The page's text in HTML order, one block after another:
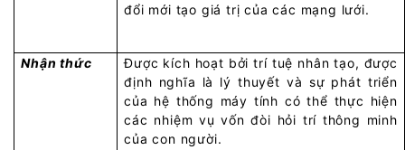
đổi mới tạo giá trị của các mạng lưới.
Nhận thức
Được kích hoạt bởi trí tuệ nhân tạo, được
định nghĩa là lý thuyết và sự phát triển
của hệ thống máy tính có thể thực hiện
các nhiệm vụ vốn đòi hỏi trí thông minh
của con người.